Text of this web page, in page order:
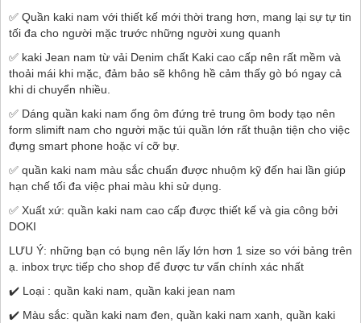
✅ Quần kaki nam với thiết kế mới thời trang hơn, mang lại sự tự tin
tối đa cho người mặc trước những người xung quanh
✅ kaki Jean nam từ vải Denim chất Kaki cao cấp nên rất mềm và
thoải mái khi mặc, đảm bảo sẽ không hề cảm thấy gò bó ngay cả
khi di chuyển nhiều.
✅ Dáng quần kaki nam ống ôm đứng trẻ trung ôm body tạo nên
form slimift nam cho người mặc túi quần lớn rất thuận tiện cho việc
đựng smart phone hoặc ví cỡ bự.
✅ quần kaki nam màu sắc chuẩn được nhuộm kỹ đến hai lần giúp
hạn chế tối đa việc phai màu khi sử dụng.
✅ Xuất xứ: quần kaki nam cao cấp được thiết kế và gia công bởi
DOKI
LƯU Ý: những bạn có bụng nên lấy lớn hơn 1 size so với bảng trên
ạ. inbox trực tiếp cho shop để được tư vấn chính xác nhất
✔️ Loại : quần kaki nam, quần kaki jean nam
✔️ Màu sắc: quần kaki nam đen, quần kaki nam xanh, quần kaki